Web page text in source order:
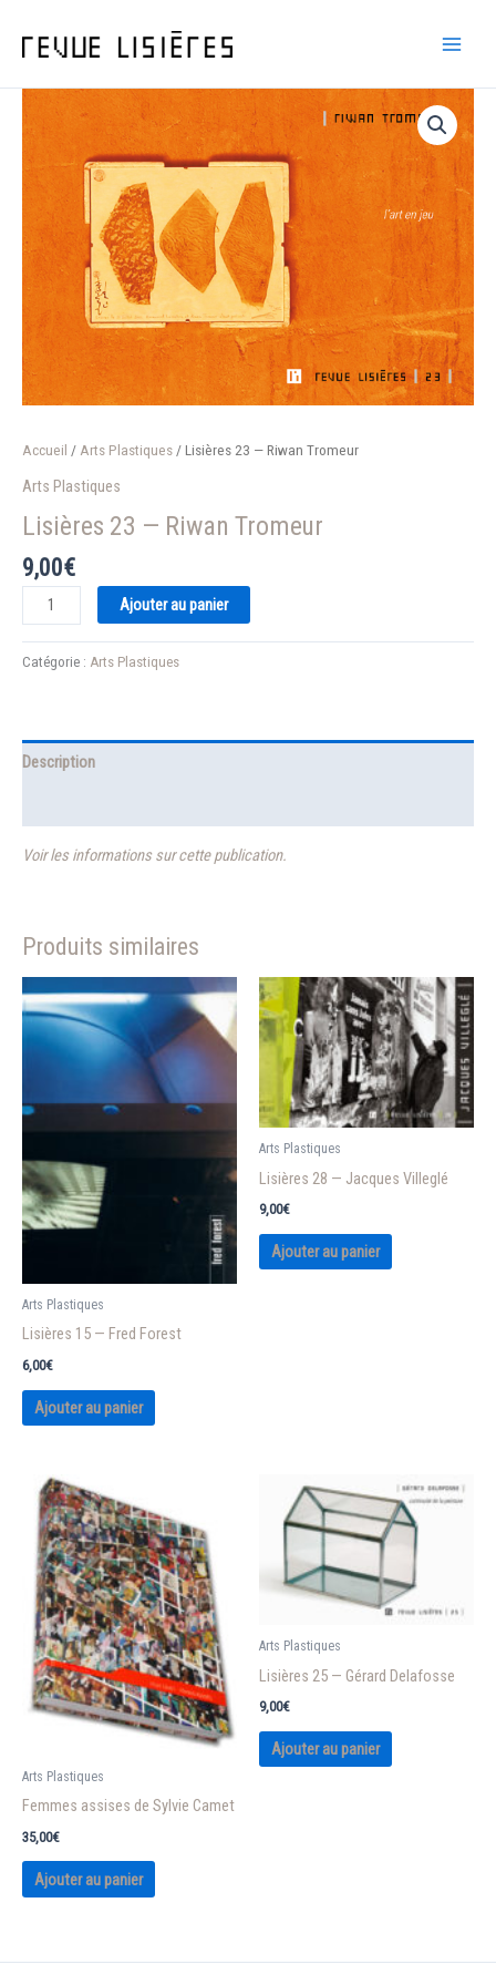
Accueil / Arts Plastiques / Lisières 23 — Riwan Tromeur
Arts Plastiques
Lisières 23 — Riwan Tromeur
9,00€
quantité
de
Lisières
Tromeur
Ajouter au panier
Catégorie : Arts Plastiques
Description
Voir les informations sur cette publication.
Produits similaires
Arts Plastiques
Lisières 15 — Fred Forest
6,00€
Ajouter au panier
Arts Plastiques
Lisières 28 — Jacques Villeglé
9,00€
Ajouter au panier
Arts Plastiques
Femmes assises de Sylvie Camet
35,00€
Ajouter au panier
Arts Plastiques
Lisières 25 — Gérard Delafosse
9,00€
Ajouter au panier